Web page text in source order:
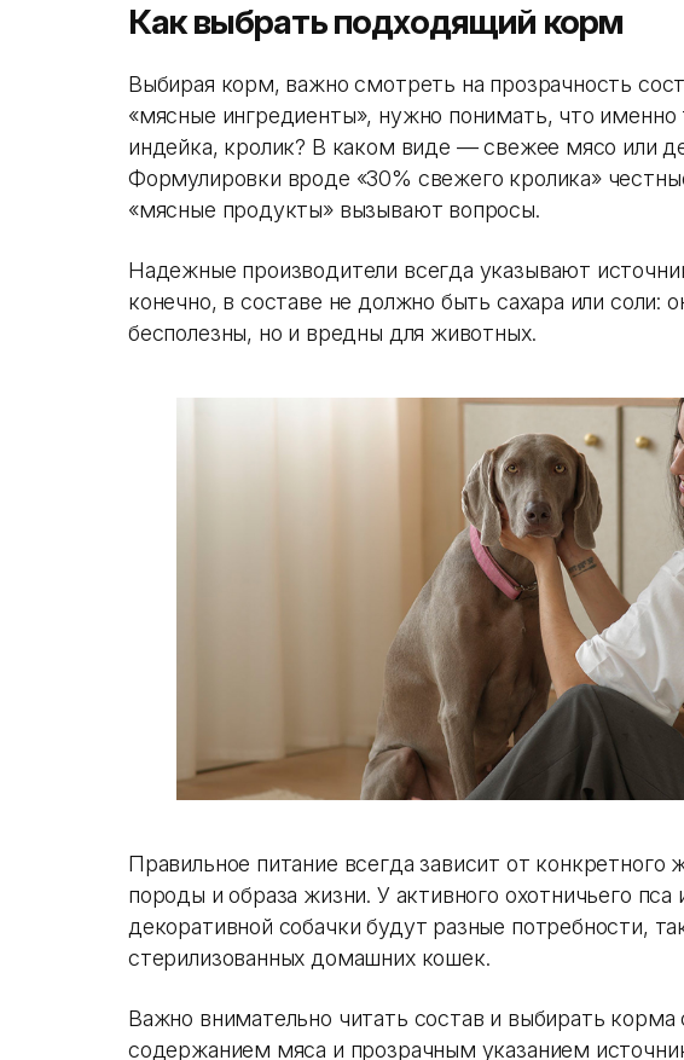
Как выбрать подходящий корм
Выбирая корм, важно смотреть на прозрачность
«мясные ингредиенты», нужно понимать, что именно
индейка, кролик? В каком виде — свежее мясо или
Формулировки вроде «30% свежего кролика»
«мясные продукты» вызывают вопросы.
Надежные производители всегда указывают
конечно, в составе не должно быть сахара или соли:
бесполезны, но и вредны для животных.
Правильное питание всегда зависит от конкретного
породы и образа жизни. У активного охотничьего пса
декоративной собачки будут разные потребности,
стерилизованных домашних кошек.
Важно внимательно читать состав и выбирать
содержанием мяса и прозрачным указанием